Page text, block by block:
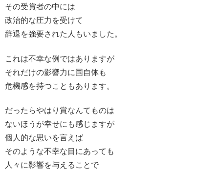
その受賞者の中には
政治的な圧力を受けて
辞退を強要された人もいました。
これは不幸な例ではありますが
それだけの影響力に国自体も
危機感を持つこともあります。
だったらやはり賞なんてものは
ないほうが幸せにも感じますが
個人的な思いを言えば
そのような不幸な目にあっても
人々に影響を与えることで